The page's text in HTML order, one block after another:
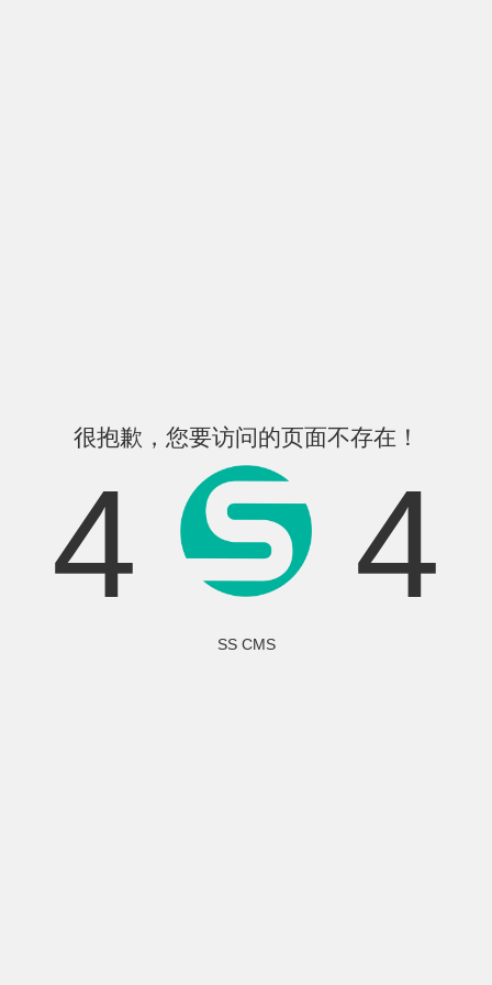
很抱歉，您要访问的页面不存在！
4 4
SS CMS